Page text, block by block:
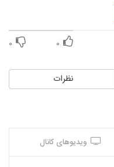
۰ ۰
نظرات
ویدیوهای کانال